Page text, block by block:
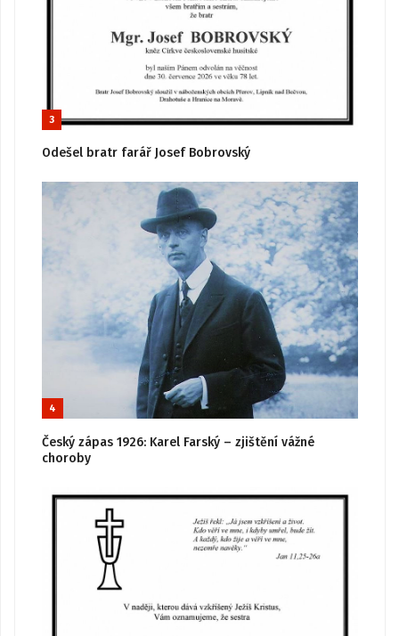
3
Odešel bratr farář Josef Bobrovský
4
Český zápas 1926: Karel Farský – zjištění vážné
choroby